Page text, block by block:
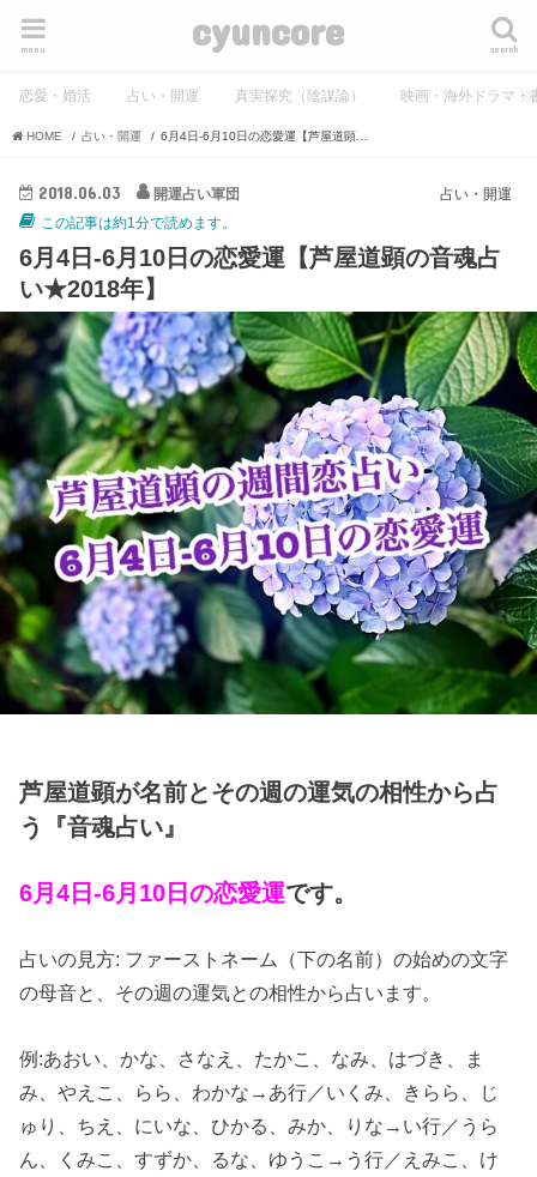
cyuncore search
menu
恋愛・婚活 占い・開運 真実探究（陰謀論） 映画・海外ドラマ・
HOME 占い・開運
占い・開運
2018.06.03
開運占い軍団
この記事は約1分で読めます。
6月4日-6月10日の恋愛運【芦屋道顕の音魂占
い★2018年】
芦屋道顕が名前とその週の運気の相性から占
う『音魂占い』
6月4日-6月10日の恋愛運です。
占いの見方: ファーストネーム（下の名前）の始めの文字
の母音と、その週の運気との相性から占います。
例:あおい、かな、さなえ、たかこ、なみ、はづき、ま
み、やえこ、らら、わかな→あ行／いくみ、きらら、じ
ゅり、ちえ、にいな、ひかる、みか、りな→い行／うら
ん、くみこ、すずか、るな、ゆうこ→う行／えみこ、け